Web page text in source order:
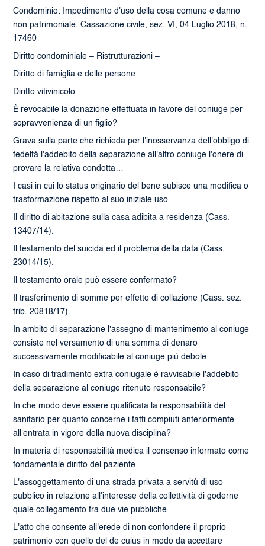
Condominio: Impedimento d'uso della cosa comune e danno
non patrimoniale. Cassazione civile, sez. VI, 04 Luglio 2018, n.
17460
Diritto condominiale – Ristrutturazioni –
Diritto di famiglia e delle persone
Diritto vitivinicolo
È revocabile la donazione effettuata in favore del coniuge per
sopravvenienza di un figlio?
Grava sulla parte che richieda per l'inosservanza dell'obbligo di
fedeltà l'addebito della separazione all'altro coniuge l'onere di
provare la relativa condotta…
I casi in cui lo status originario del bene subisce una modifica o
trasformazione rispetto al suo iniziale uso
Il diritto di abitazione sulla casa adibita a residenza (Cass.
13407/14).
Il testamento del suicida ed il problema della data (Cass.
23014/15).
Il testamento orale può essere confermato?
Il trasferimento di somme per effetto di collazione (Cass. sez.
trib. 20818/17).
In ambito di separazione l’assegno di mantenimento al coniuge
consiste nel versamento di una somma di denaro
successivamente modificabile al coniuge più debole
In caso di tradimento extra coniugale è ravvisabile l’addebito
della separazione al coniuge ritenuto responsabile?
In che modo deve essere qualificata la responsabilità del
sanitario per quanto concerne i fatti compiuti anteriormente
all’entrata in vigore della nuova disciplina?
In materia di responsabilità medica il consenso informato come
fondamentale diritto del paziente
L'assoggettamento di una strada privata a servitù di uso
pubblico in relazione all'interesse della collettività di goderne
quale collegamento fra due vie pubbliche
L'atto che consente all'erede di non confondere il proprio
patrimonio con quello del de cuius in modo da accettare